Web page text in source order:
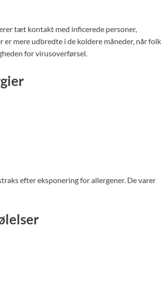
tæt kontakt med inficerede personer,
mere udbredte i de koldere måneder, når folk
for virusoverførsel.
efter eksponering for allergener. De varer